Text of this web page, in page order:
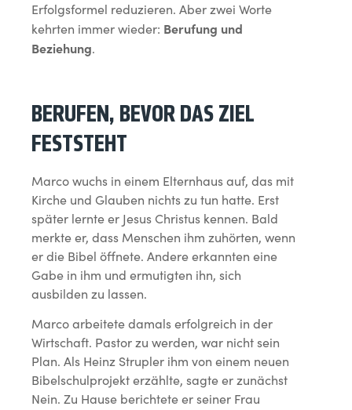
Erfolgsformel reduzieren. Aber zwei Worte
kehrten immer wieder: Berufung und
Beziehung.
BERUFEN, BEVOR DAS ZIEL
FESTSTEHT
Marco wuchs in einem Elternhaus auf, das mit
Kirche und Glauben nichts zu tun hatte. Erst
später lernte er Jesus Christus kennen. Bald
merkte er, dass Menschen ihm zuhörten, wenn
er die Bibel öffnete. Andere erkannten eine
Gabe in ihm und ermutigten ihn, sich
ausbilden zu lassen.
Marco arbeitete damals erfolgreich in der
Wirtschaft. Pastor zu werden, war nicht sein
Plan. Als Heinz Strupler ihm von einem neuen
Bibelschulprojekt erzählte, sagte er zunächst
Nein. Zu Hause berichtete er seiner Frau